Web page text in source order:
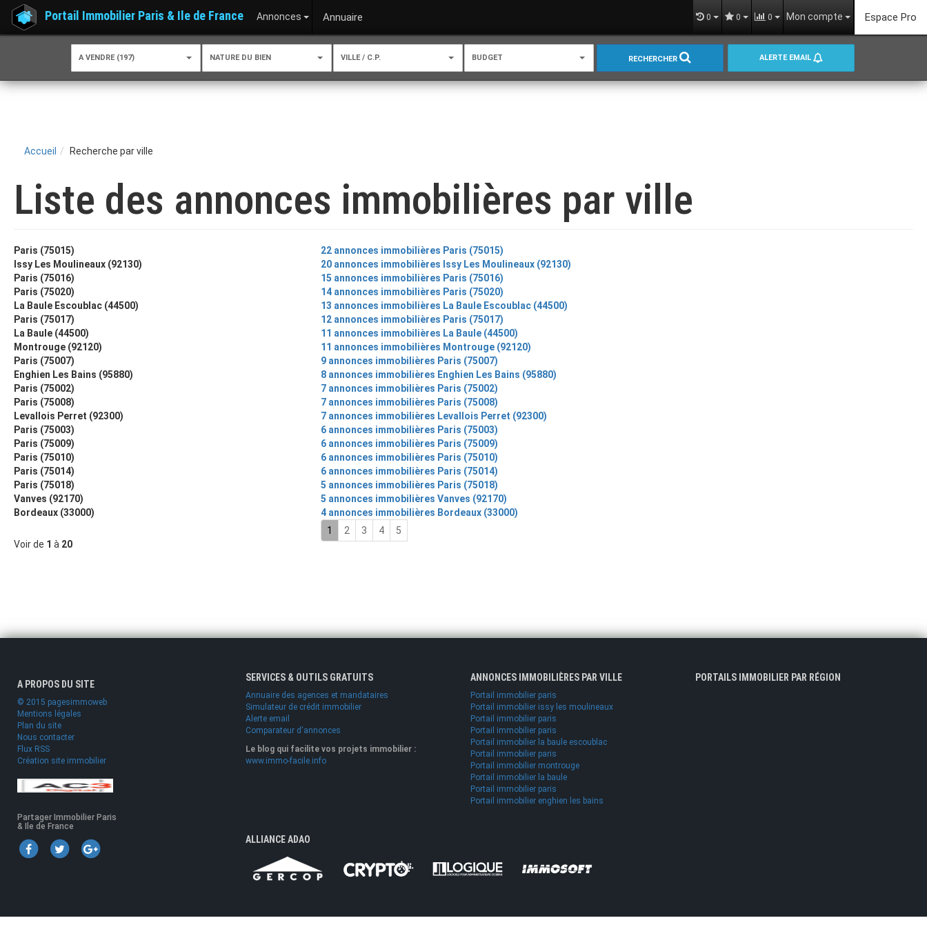
Portail Immobilier Paris & Ile de France Annonces Annuaire 0 0 0 Mon compte Espace Pro
A VENDRE (197) NATURE DU BIEN VILLE / C.P. BUDGET RECHERCHER ALERTE EMAIL
Accueil Recherche par ville
Liste des annonces immobilières par ville
Paris (75015)
22 annonces immobilières Paris (75015)
Issy Les Moulineaux (92130)
20 annonces immobilières Issy Les Moulineaux (92130)
Paris (75016)
15 annonces immobilières Paris (75016)
Paris (75020)
14 annonces immobilières Paris (75020)
La Baule Escoublac (44500)
13 annonces immobilières La Baule Escoublac (44500)
Paris (75017)
12 annonces immobilières Paris (75017)
La Baule (44500)
11 annonces immobilières La Baule (44500)
Montrouge (92120)
11 annonces immobilières Montrouge (92120)
Paris (75007)
9 annonces immobilières Paris (75007)
Enghien Les Bains (95880)
8 annonces immobilières Enghien Les Bains (95880)
Paris (75002)
7 annonces immobilières Paris (75002)
Paris (75008)
7 annonces immobilières Paris (75008)
Levallois Perret (92300)
7 annonces immobilières Levallois Perret (92300)
Paris (75003)
6 annonces immobilières Paris (75003)
Paris (75009)
6 annonces immobilières Paris (75009)
Paris (75010)
6 annonces immobilières Paris (75010)
Paris (75014)
6 annonces immobilières Paris (75014)
Paris (75018)
5 annonces immobilières Paris (75018)
Vanves (92170)
5 annonces immobilières Vanves (92170)
Bordeaux (33000)
4 annonces immobilières Bordeaux (33000)
Voir de 1 à 20
1 2 3 4 5
A PROPOS DU SITE
© 2015 pagesimmoweb
Mentions légales
Plan du site
Nous contacter
Flux RSS
Création site immobilier
Partager Immobilier Paris
& Ile de France
SERVICES & OUTILS GRATUITS
Annuaire des agences et mandataires
Simulateur de crédit immobilier
Alerte email
Comparateur d'annonces
Le blog qui facilite vos projets immobilier :
www.immo-facile.info
ANNONCES IMMOBILIÈRES PAR VILLE
Portail immobilier paris
Portail immobilier issy les moulineaux
Portail immobilier paris
Portail immobilier paris
Portail immobilier la baule escoublac
Portail immobilier paris
Portail immobilier montrouge
Portail immobilier la baule
Portail immobilier paris
Portail immobilier enghien les bains
ALLIANCE ADAO
PORTAILS IMMOBILIER PAR RÉGION